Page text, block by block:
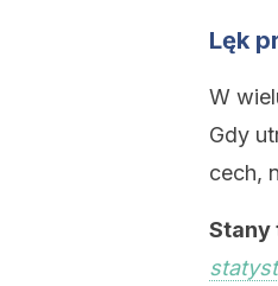
Lęk
W
Gdy
cech,
Stany